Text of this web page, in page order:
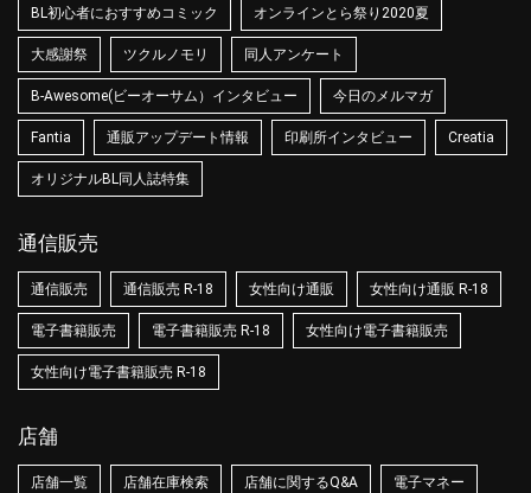
BL初心者におすすめコミック オンラインとら祭り2020夏
大感謝祭 ツクルノモリ 同人アンケート
B-Awesome(ビーオーサム）インタビュー 今日のメルマガ
Fantia 通販アップデート情報 印刷所インタビュー Creatia
オリジナルBL同人誌特集
通信販売
通信販売 通信販売 R-18 女性向け通販 女性向け通販 R-18
電子書籍販売 電子書籍販売 R-18 女性向け電子書籍販売
女性向け電子書籍販売 R-18
店舗
店舗一覧 店舗在庫検索 店舗に関するQ&A 電子マネー